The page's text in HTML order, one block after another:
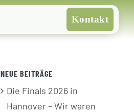
Kontakt
NEUE BEITRÄGE
Die Finals 2026 in
Hannover – Wir waren